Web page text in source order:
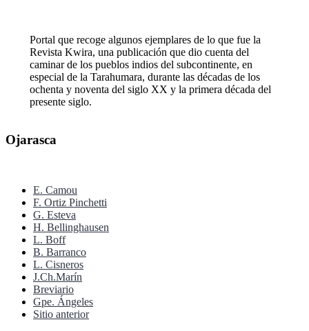
Portal que recoge algunos ejemplares de lo que fue la
Revista Kwira, una publicación que dio cuenta del
caminar de los pueblos indios del subcontinente, en
especial de la Tarahumara, durante las décadas de los
ochenta y noventa del siglo XX y la primera década del
presente siglo.
Ojarasca
E. Camou
F. Ortiz Pinchetti
G. Esteva
H. Bellinghausen
L. Boff
B. Barranco
L. Cisneros
J.Ch.Marín
Breviario
Gpe. Ángeles
Sitio anterior